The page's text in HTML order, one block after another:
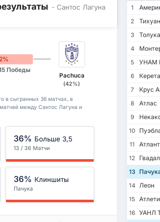
- Сантос Лагуна
Победы
Pachuca
(42%)
в сыгранных 36 матчах, в
между Сантос Лагуна и
36% Больше 3,5
13 / 36 Матчи
36% Клиншиты
Пачука
1
2
3
Толука
4
5
УНАМ
6
7
Крус
8
Атлас
9
10
11
12
13
14 Леон
15
16 УАНЛ